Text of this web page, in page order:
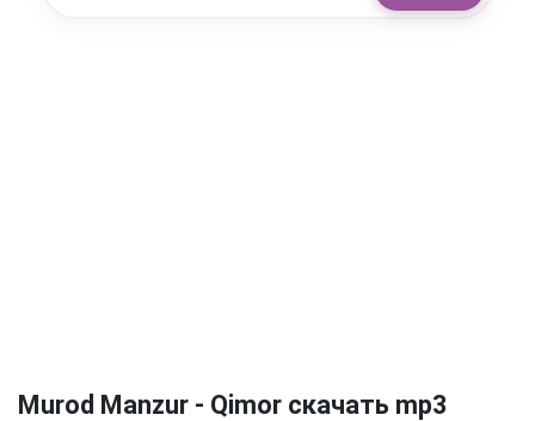
Murod Manzur - Qimor скачать mp3